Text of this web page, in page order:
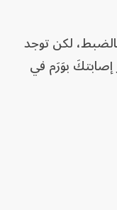
لكن توجد
بوَرَم في